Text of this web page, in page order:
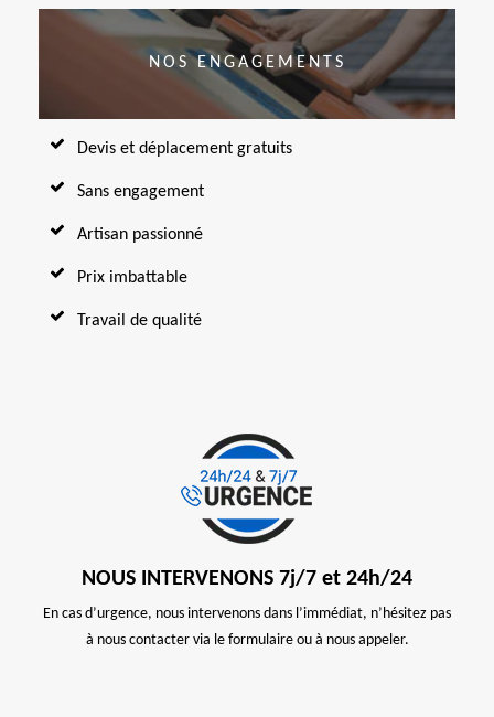
NOS ENGAGEMENTS
Devis et déplacement gratuits
Sans engagement
Artisan passionné
Prix imbattable
Travail de qualité
NOUS INTERVENONS 7j/7 et 24h/24
En cas d’urgence, nous intervenons dans l’immédiat, n’hésitez pas
à nous contacter via le formulaire ou à nous appeler.